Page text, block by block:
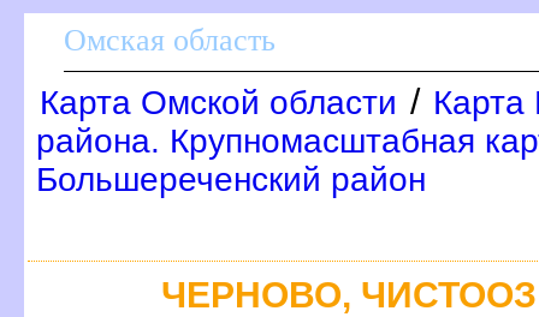
Омская область
Карта Омской области / Карта
района. Крупномасштабная
Большереченский район
ЧЕРНОВО,